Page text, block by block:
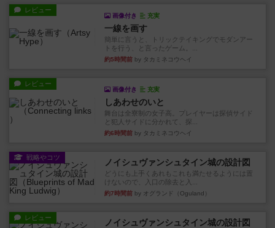
レビュー
画像付き 充実
一線を画す
簡単に言うと、トリックテイキングでモダンアー
トを行う、と言ったゲーム。...
約5時間前 by タカミネコウヘイ
レビュー
画像付き 充実
しあわせのいと
舞台は全寮制の女子高。プレイヤーは探偵サイド
と犯人サイドに分かれて、探...
約6時間前 by タカミネコウヘイ
戦略やコツ ノイシュヴァンシュタイン城の設計図
どうにも上手くあれもこれも満たせるようには置
けないので、入口の除去と入...
約7時間前 by オグランド（Oguland）
レビュー ノイシュヴァンシュタイン城の設計図